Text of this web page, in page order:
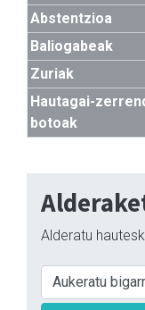
Abstentzioa
Baliogabeak
Zuriak
Hautagai-
botoak
Alderatu